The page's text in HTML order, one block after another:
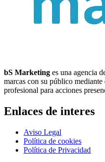
bS Marketing es una agencia
marcas con su público
profesional para acciones
Enlaces de interes
Aviso Legal
Política de cookies
Política de Privacidad